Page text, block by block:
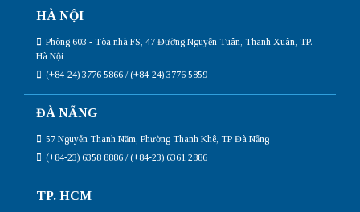
HÀ NỘI
Phòng 603 - Tòa nhà FS, 47 Đường Nguyễn Tuân, Thanh Xuân, TP.
Hà Nội
(+84-24) 3776 5866 / (+84-24) 3776 5859
ĐÀ NẴNG
57 Nguyễn Thanh Năm, Phường Thanh Khê, TP Đà Nẵng
(+84-23) 6358 8886 / (+84-23) 6361 2886
TP. HCM